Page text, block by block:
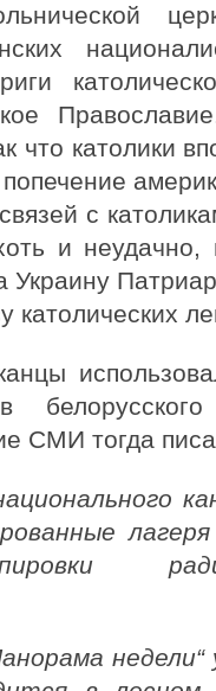
что католики
с
и
Украину
католических
СМИ тогда